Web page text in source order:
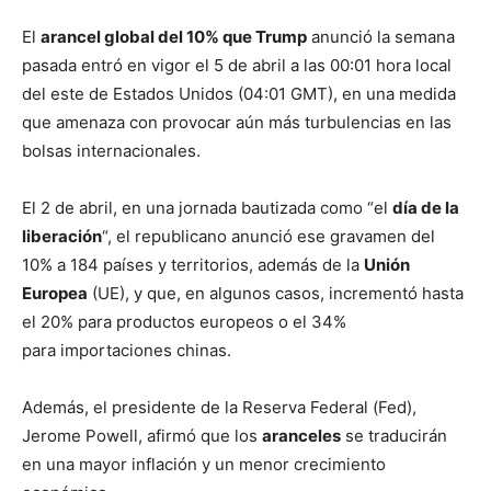
El arancel global del 10% que Trump anunció la semana
pasada entró en vigor el 5 de abril a las 00:01 hora local
del este de Estados Unidos (04:01 GMT), en una medida
que amenaza con provocar aún más turbulencias en las
bolsas internacionales.
El 2 de abril, en una jornada bautizada como “el día de la
liberación“, el republicano anunció ese gravamen del
10% a 184 países y territorios, además de la Unión
Europea (UE), y que, en algunos casos, incrementó hasta
el 20% para productos europeos o el 34%
para importaciones chinas.
Además, el presidente de la Reserva Federal (Fed),
Jerome Powell, afirmó que los aranceles se traducirán
en una mayor inflación y un menor crecimiento